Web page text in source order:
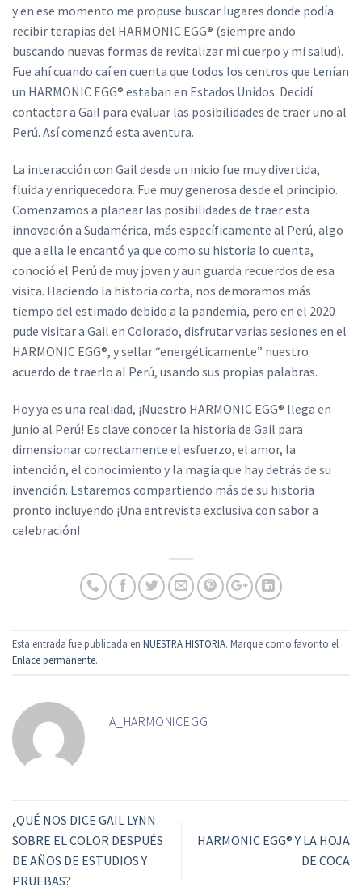
y en ese momento me propuse buscar lugares donde podía
recibir terapias del HARMONIC EGG® (siempre ando
buscando nuevas formas de revitalizar mi cuerpo y mi salud).
Fue ahí cuando caí en cuenta que todos los centros que tenían
un HARMONIC EGG® estaban en Estados Unidos. Decidí
contactar a Gail para evaluar las posibilidades de traer uno al
Perú. Así comenzó esta aventura.
La interacción con Gail desde un inicio fue muy divertida,
fluida y enriquecedora. Fue muy generosa desde el principio.
Comenzamos a planear las posibilidades de traer esta
innovación a Sudamérica, más específicamente al Perú, algo
que a ella le encantó ya que como su historia lo cuenta,
conoció el Perú de muy joven y aun guarda recuerdos de esa
visita. Haciendo la historia corta, nos demoramos más
tiempo del estimado debido a la pandemia, pero en el 2020
pude visitar a Gail en Colorado, disfrutar varias sesiones en el
HARMONIC EGG®, y sellar “energéticamente” nuestro
acuerdo de traerlo al Perú, usando sus propias palabras.
Hoy ya es una realidad, ¡Nuestro HARMONIC EGG® llega en
junio al Perú! Es clave conocer la historia de Gail para
dimensionar correctamente el esfuerzo, el amor, la
intención, el conocimiento y la magia que hay detrás de su
invención. Estaremos compartiendo más de su historia
pronto incluyendo ¡Una entrevista exclusiva con sabor a
celebración!
Esta entrada fue publicada en NUESTRA HISTORIA. Marque como favorito el
Enlace permanente.
A_HARMONICEGG
¿QUÉ NOS DICE GAIL LYNN
SOBRE EL COLOR DESPUÉS
DE AÑOS DE ESTUDIOS Y
PRUEBAS?
HARMONIC EGG® Y LA HOJA
DE COCA